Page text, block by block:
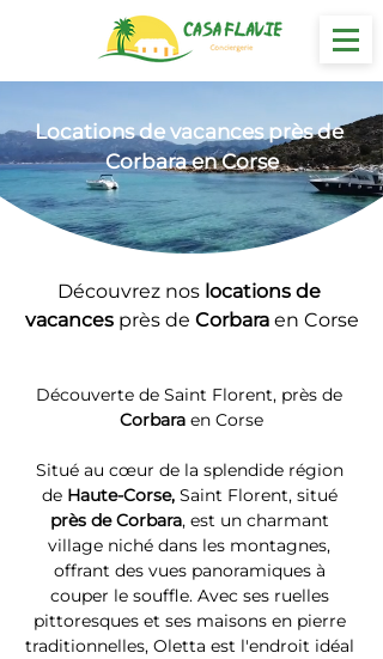
Locations de vacances près de
Corbara en Corse
Découvrez nos locations de
vacances près de Corbara en Corse
Découverte de Saint Florent, près de
Corbara en Corse
Situé au cœur de la splendide région
de Haute-Corse, Saint Florent, situé
près de Corbara, est un charmant
village niché dans les montagnes,
offrant des vues panoramiques à
couper le souffle. Avec ses ruelles
pittoresques et ses maisons en pierre
traditionnelles, Oletta est l'endroit idéal